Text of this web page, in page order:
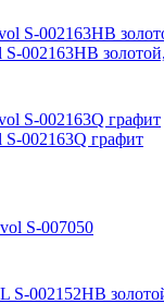
S-002163HB
S-002163Q графит
S-007050